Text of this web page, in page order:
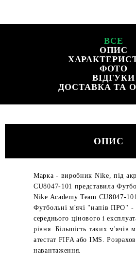
ВСЕ
ОПИС
ФОТО
ВІДГУКИ
ДОСТАВКА ТА
ОПИС
Марка - виробник Nike, під
CU8047-101 представила
Nike Academy Team CU8047-
Футбольні м'ячі "напів ПРО" -
середнього цінового і
рівня. Більшість таких м'ячів
атестат FIFA або IMS.
навантаження.